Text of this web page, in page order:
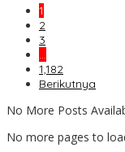
1
2
3
…
1,182
Berikutnya
No More Posts
No more pages to